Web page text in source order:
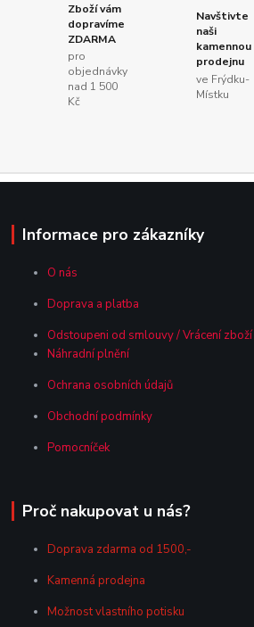
Zboží vám
dopravíme
ZDARMA
pro
objednávky
nad 1 500
Kč
Navštivte
naši
kamennou
prodejnu
ve Frýdku-
Místku
Informace pro zákazníky
O nás
Doprava a platba
Odstoupeni od smlouvy / Vrácení zboží
Náhradní plnění
Ochrana osobních údajů
Obchodní podmínky
Pomocníček
Proč nakupovat u nás?
Doprava zdarma od 1500,-
Kamenná prodejna
Možnost vlastního potisku